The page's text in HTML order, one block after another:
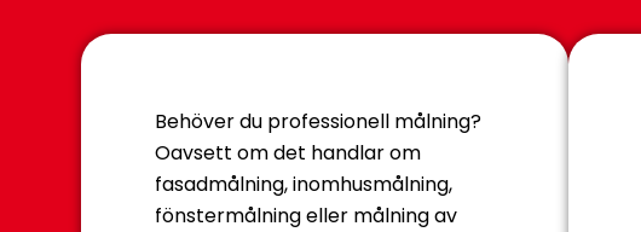
Behöver du professionell målning?
Oavsett om det handlar om
fasadmålning, inomhusmålning,
fönstermålning eller målning av